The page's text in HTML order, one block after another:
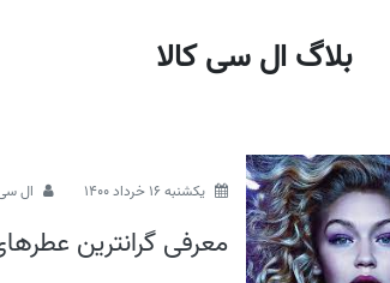
بلاگ ال سی کالا
يكشنبه 16 خرداد 1400 ال
معرفی گرانترین